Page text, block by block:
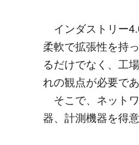
インダストリー
柔軟で拡張性を持
るだけでなく、工
れの観点が必要で
そこで、ネット
器、計測機器を得